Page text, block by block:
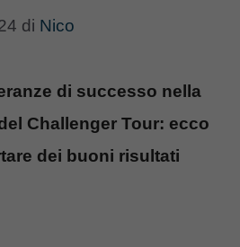
di Nico
di successo nella
Challenger Tour: ecco
dei buoni risultati